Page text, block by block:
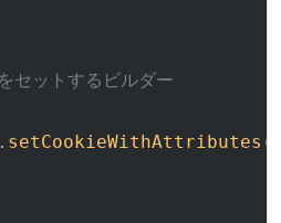
ットするビルダー
setCookieWithAttributes (